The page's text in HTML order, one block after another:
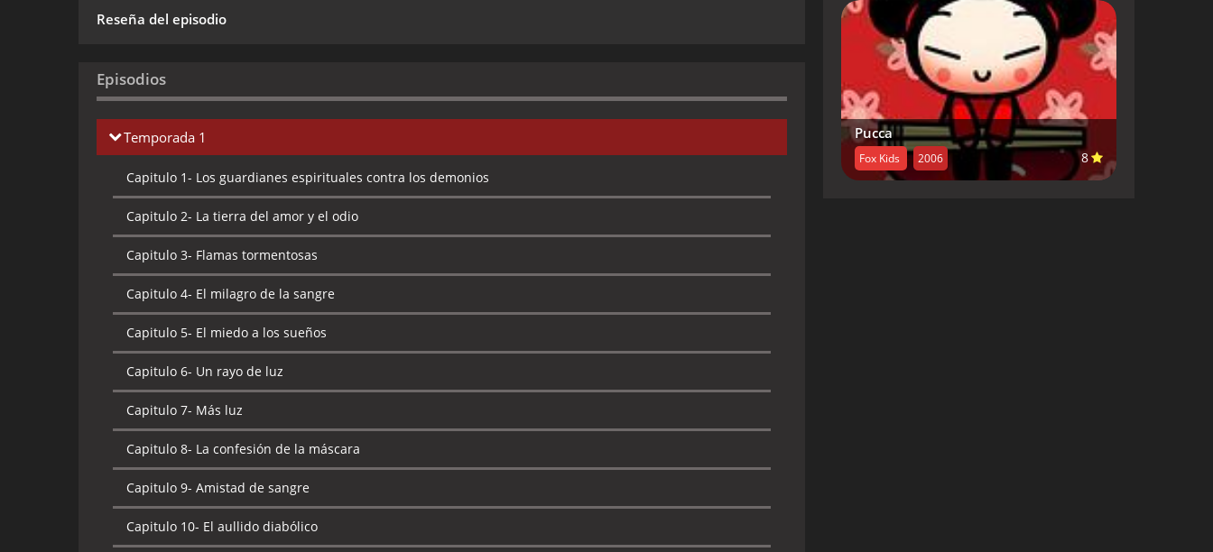
Reseña del episodio
Episodios
Temporada 1
Capitulo 1- Los guardianes espirituales contra los demonios
Capitulo 2- La tierra del amor y el odio
Capitulo 3- Flamas tormentosas
Capitulo 4- El milagro de la sangre
Capitulo 5- El miedo a los sueños
Capitulo 6- Un rayo de luz
Capitulo 7- Más luz
Capitulo 8- La confesión de la máscara
Capitulo 9- Amistad de sangre
Capitulo 10- El aullido diabólico
Pucca
Fox Kids 2006 8